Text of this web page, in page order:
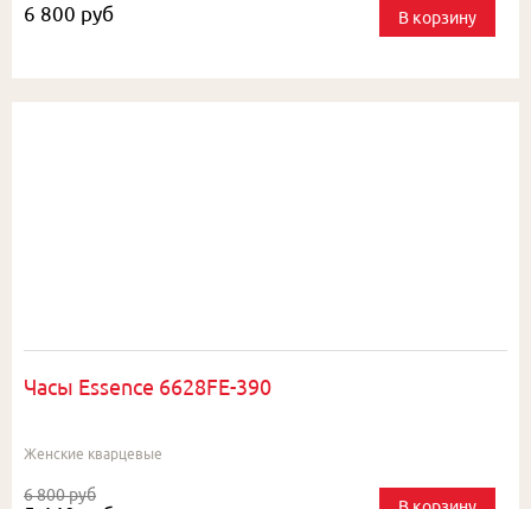
6 800 руб В корзину
Часы Essence 6628FE-390
Женские кварцевые
6 800 руб